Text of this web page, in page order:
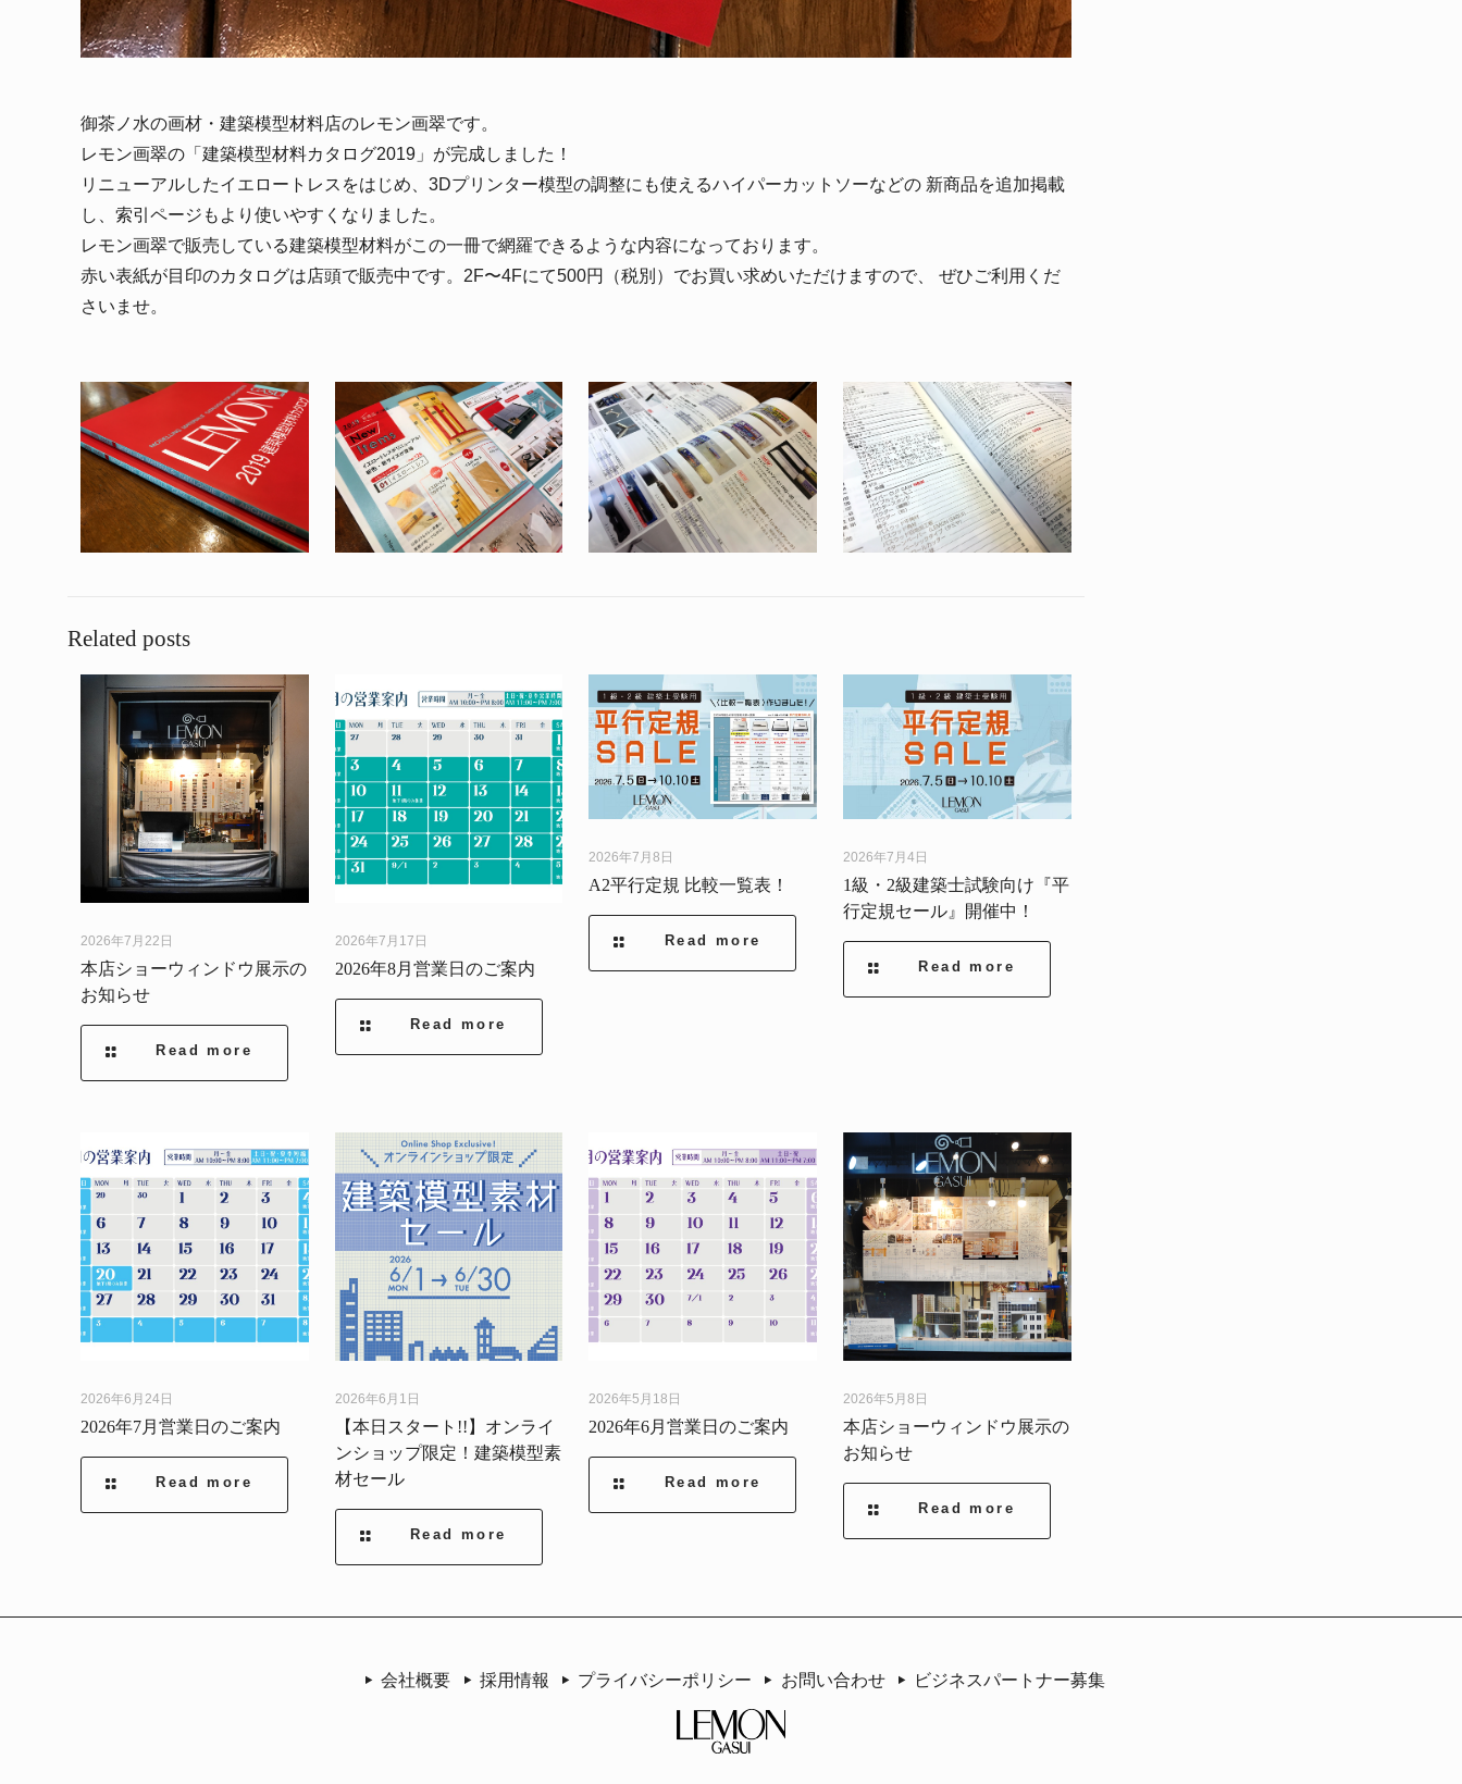
御茶ノ水の画材・建築模型材料店のレモン画翠です。
レモン画翠の「建築模型材料カタログ2019」が完成しました！
リニューアルしたイエロートレスをはじめ、3Dプリンター模型の調整にも使えるハイパーカットソーなどの 新商品を追加掲載
し、索引ページもより使いやすくなりました。
レモン画翠で販売している建築模型材料がこの一冊で網羅できるような内容になっております。
赤い表紙が目印のカタログは店頭で販売中です。2F〜4Fにて500円（税別）でお買い求めいただけますので、 ぜひご利用くだ
さいませ。
Related posts
2026年7月22日
本店ショーウィンドウ展示の
お知らせ
Read more
2026年7月17日
2026年8月営業日のご案内
Read more
2026年7月8日
A2平行定規 比較一覧表！
Read more
2026年7月4日
1級・2級建築士試験向け『平
行定規セール』開催中！
Read more
2026年6月24日
2026年7月営業日のご案内
Read more
2026年6月1日
【本日スタート!!】オンライ
ンショップ限定！建築模型素
材セール
Read more
2026年5月18日
2026年6月営業日のご案内
Read more
2026年5月8日
本店ショーウィンドウ展示の
お知らせ
Read more
会社概要 採用情報 プライバシーポリシー お問い合わせ ビジネスパートナー募集